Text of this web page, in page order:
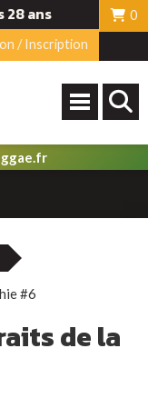
28 ans
0
/ Inscription
de la